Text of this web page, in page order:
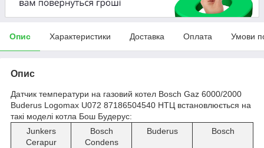
Опис Характеристики Доставка Оплата Умови
Опис
Датчик температури на газовий котел Bosch Gaz 6000/2000
Buderus Logomax U072 87186504540 НТЦ встановлюється на
такі моделі котла Бош Будерус:
Junkers
Cerapur
Bosch
Condens
Buderus Bosch